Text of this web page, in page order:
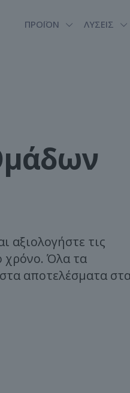
ΠΡΟΪΟΝ ΛΥΣΕΙΣ
αξιολογήστε τις
χρόνο. Όλα τα
αποτελέσματα